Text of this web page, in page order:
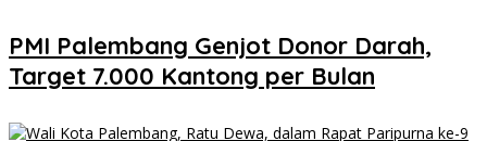
PMI Palembang Genjot Donor Darah,
Target 7.000 Kantong per Bulan